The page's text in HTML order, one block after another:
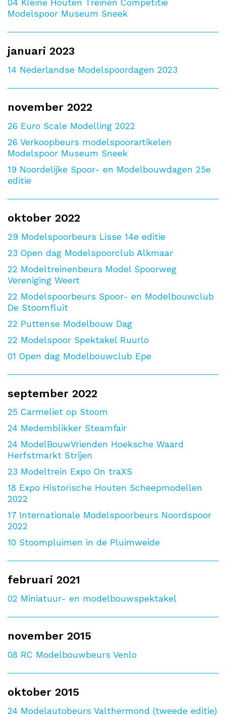
04 Kleine Houten Treinen Competitie
Modelspoor Museum Sneek
januari 2023
14 Nederlandse Modelspoordagen 2023
november 2022
26 Euro Scale Modelling 2022
26 Verkoopbeurs modelspoorartikelen
Modelspoor Museum Sneek
19 Noordelijke Spoor- en Modelbouwdagen 25e
editie
oktober 2022
29 Modelspoorbeurs Lisse 14e editie
23 Open dag Modelspoorclub Alkmaar
22 Modeltreinenbeurs Model Spoorweg
Vereniging Weert
22 Modelspoorbeurs Spoor- en Modelbouwclub
De Stoomfluit
22 Puttense Modelbouw Dag
22 Modelspoor Spektakel Ruurlo
01 Open dag Modelbouwclub Epe
september 2022
25 Carmeliet op Stoom
24 Medemblikker Steamfair
24 ModelBouwVrienden Hoeksche Waard
Herfstmarkt Strijen
23 Modeltrein Expo On traXS
18 Expo Historische Houten Scheepmodellen
2022
17 Internationale Modelspoorbeurs Noordspoor
2022
10 Stoompluimen in de Pluimweide
februari 2021
02 Miniatuur- en modelbouwspektakel
november 2015
08 RC Modelbouwbeurs Venlo
oktober 2015
24 Modelautobeurs Valthermond (tweede editie)